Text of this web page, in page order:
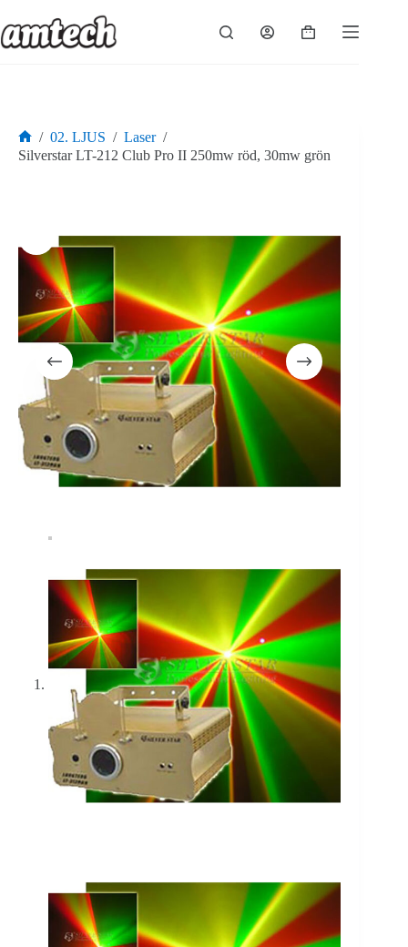
till
innehåll
Varukorg
Hem
/ 02. LJUS / Laser /
Silverstar LT-212 Club Pro II 250mw röd, 30mw grön